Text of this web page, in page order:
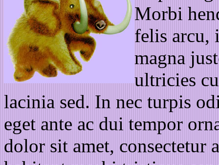
Morbi
felis arcu,
magna
ultricies
lacinia sed. In nec turpis
eget ante ac dui tempor
dolor sit amet, consectetur